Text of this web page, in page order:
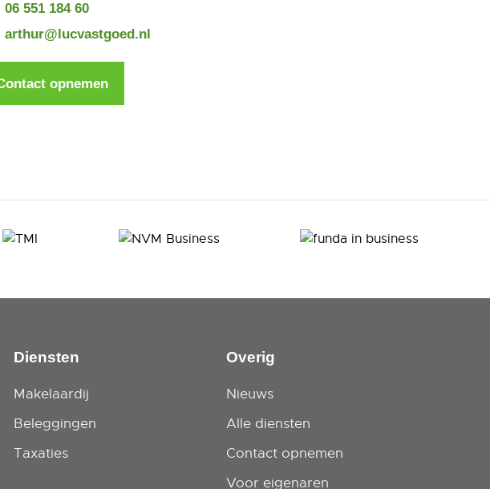
06 551 184 60
arthur@lucvastgoed.nl
opnemen
Diensten
Makelaardij
Beleggingen
Taxaties
Overig
Nieuws
Alle diensten
Contact opnemen
Voor eigenaren